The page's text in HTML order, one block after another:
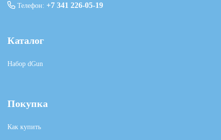
Телефон: +7 341 226-05-19
Каталог
Набор dGun
Покупка
Как купить